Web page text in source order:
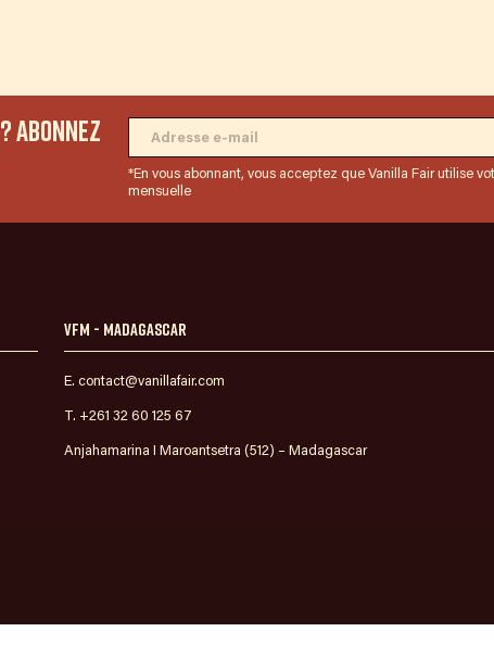
Abonnez
*En vous abonnant, vous acceptez que Vanilla Fair utilise
mensuelle
VFM - Madagascar
E. contact@vanillafair.com
T. +261 32 60 125 67
Anjahamarina I Maroantsetra (512) – Madagascar